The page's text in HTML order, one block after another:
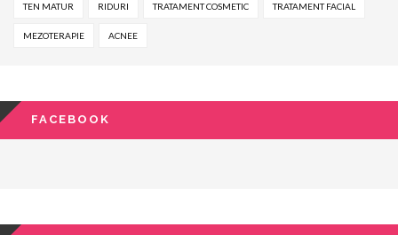
TEN MATUR RIDURI TRATAMENT COSMETIC TRATAMENT FACIAL
MEZOTERAPIE ACNEE
FACEBOOK